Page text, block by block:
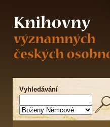
Vyhledávání